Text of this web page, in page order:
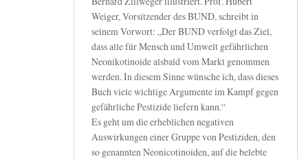
Weiger, Vorsitzender des BUND, schreibt in
seinem Vorwort: „Der BUND verfolgt das Ziel,
dass alle für Mensch und Umwelt gefährlichen
Neonikotinoide alsbald vom Markt genommen
werden. In diesem Sinne wünsche ich, dass dieses
Buch viele wichtige Argumente im Kampf gegen
gefährliche Pestizide liefern kann.“
Es geht um die erheblichen negativen
Auswirkungen einer Gruppe von Pestiziden, den
so genannten Neonicotinoiden, auf die belebte